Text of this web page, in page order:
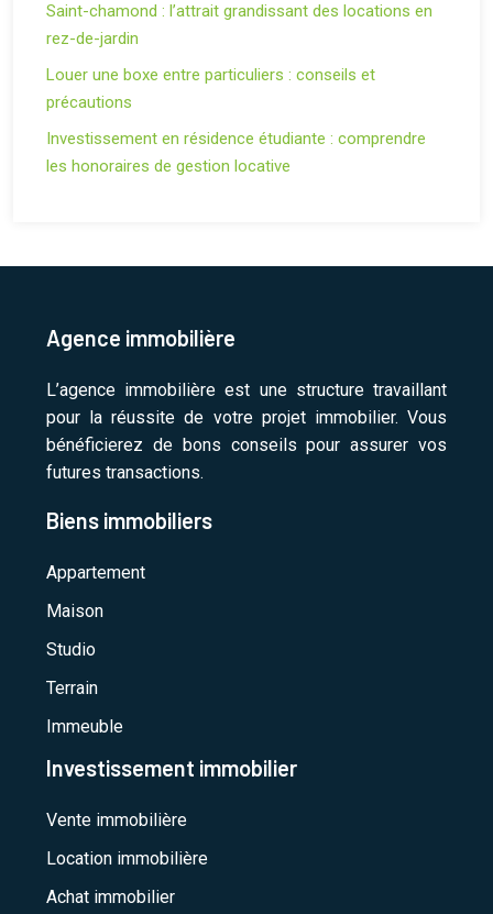
Saint-chamond : l’attrait grandissant des locations en
rez-de-jardin
Louer une boxe entre particuliers : conseils et
précautions
Investissement en résidence étudiante : comprendre
les honoraires de gestion locative
Agence immobilière
L’agence immobilière est une structure travaillant
pour la réussite de votre projet immobilier. Vous
bénéficierez de bons conseils pour assurer vos
futures transactions.
Biens immobiliers
Appartement
Maison
Studio
Terrain
Immeuble
Investissement immobilier
Vente immobilière
Location immobilière
Achat immobilier